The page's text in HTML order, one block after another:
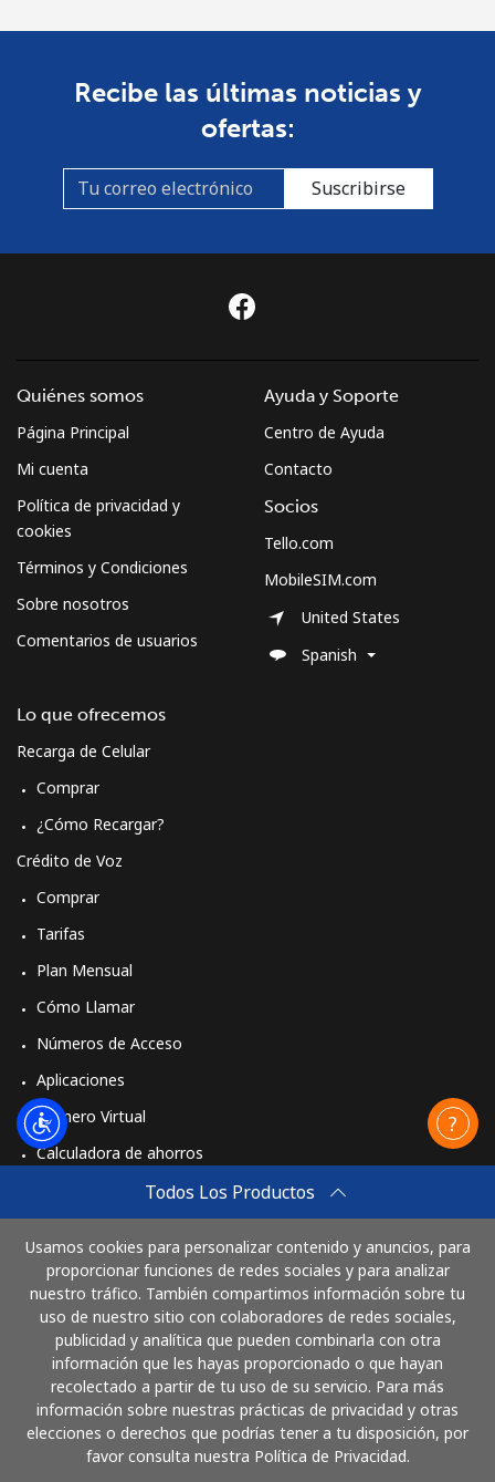
Recibe las últimas noticias y
ofertas:
Suscribirse
Todos Los Productos
Usamos cookies para personalizar contenido y anuncios, para
proporcionar funciones de redes sociales y para analizar
nuestro tráfico. También compartimos información sobre tu
uso de nuestro sitio con colaboradores de redes sociales,
publicidad y analítica que pueden combinarla con otra
información que les hayas proporcionado o que hayan
recolectado a partir de tu uso de su servicio. Para más
información sobre nuestras prácticas de privacidad y otras
elecciones o derechos que podrías tener a tu disposición, por
favor consulta nuestra Política de Privacidad.
Quiénes somos
Página Principal
Mi cuenta
Política de privacidad y
cookies
Términos y Condiciones
Sobre nosotros
Comentarios de usuarios
Lo que ofrecemos
Recarga de Celular
Comprar
¿Cómo Recargar?
Crédito de Voz
Comprar
Tarifas
Plan Mensual
Cómo Llamar
Números de Acceso
Aplicaciones
Número Virtual
Calculadora de ahorros
Comprar
Cómo funciona
Ayuda y Soporte
Centro de Ayuda
Contacto
Socios
Tello.com
MobileSIM.com
United States
Spanish
Paga con